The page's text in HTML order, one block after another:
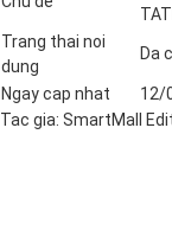
Trang thai noi
dung
Da
Ngay cap nhat
12/
Tac gia: SmartMall